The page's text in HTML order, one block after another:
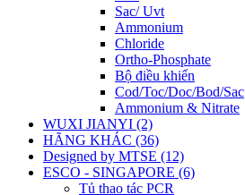
Sac/ Uvt
Ammonium
Chloride
Ortho-Phosphate
Bộ điều khiển
Cod/Toc/Doc/Bod/Sac
Ammonium & Nitrate
WUXI JIANYI (2)
HÃNG KHÁC (36)
Designed by MTSE (12)
ESCO - SINGAPORE (6)
Tủ thao tác PCR